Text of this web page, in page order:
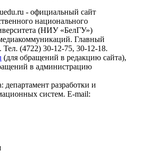
- официальный сайт
национального
(НИУ «БелГУ»)
Главный
Тел. (4722) 30-12-75, 30-12-18.
(для обращений в редакцию сайта),
в администрацию
департамент разработки и
систем. E-mail: